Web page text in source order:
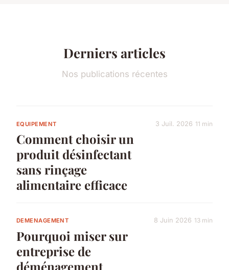
Derniers articles
Nos publications récentes
EQUIPEMENT
Comment choisir un
produit désinfectant
sans rinçage
alimentaire efficace
3 Juil. 2026 11 min
DEMENAGEMENT
Pourquoi miser sur
entreprise de
déménagement
8 Juin 2026 13 min